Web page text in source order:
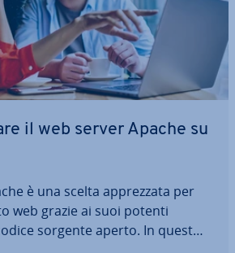
il web server Apache su
è una scelta ap­prez­za­ta per
web grazie ai suoi potenti
sorgente aperto. In questa